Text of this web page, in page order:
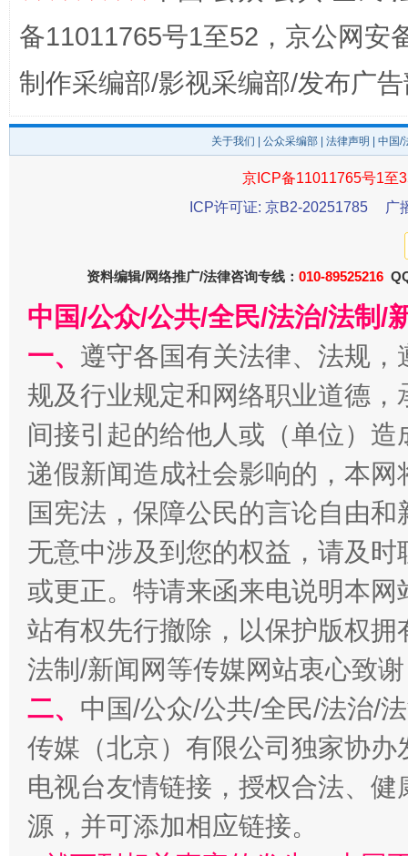
东山县通报“牛蛙产品抗生素超标问题” 法
千年窑火 生生不息
揭开“小金库”的免责幌子
备11011765号1至52，京公网安
制作采编部/影视采编部/发布广
关于我们 公众采编部 法律声明 | 中国
京ICP备11011765号1至
ICP许可证: 京B2-20251785
广
资料编辑/网络推广/法律咨询专线： 010-89525216
中国/公众/公共/全民/法治/法制/
一、 遵守各国有关法律、法规
规及行业规定和网络职业道德
间接引起的给他人或（单位）
递假新闻造成社会影响的，本
国宪法，保障公民的言论自由
无意中涉及到您的权益，请及
或更正。特请来函来电说明本
站有权先行撤除，以保护版权
法制/新闻网等传媒网站衷心致
二、 中国/公众/公共/全民/法治/
传媒（北京）有限公司独家协
电视台友情链接，授权合法、
源，并可添加相应链接。